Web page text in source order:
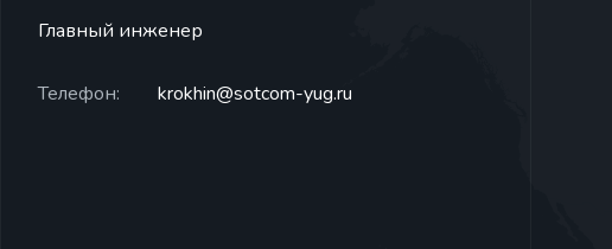
Главный инженер
Телефон: krokhin@sotcom-yug.ru